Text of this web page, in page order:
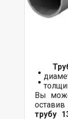
Вы
трубу